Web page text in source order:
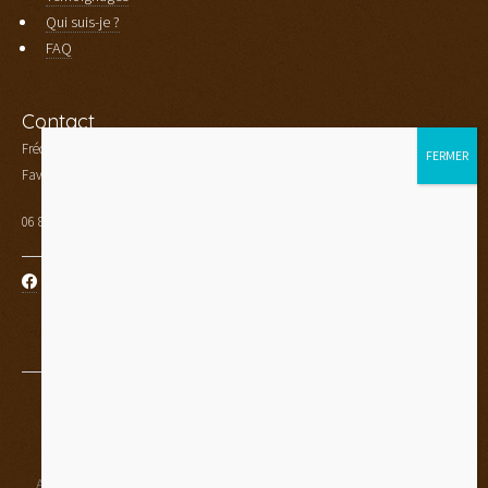
Qui suis-je ?
FAQ
Contact
Frédéric Aubourg
Faverges - Haute Savoie (74)
06 80 33 89 36
Accompagné par :